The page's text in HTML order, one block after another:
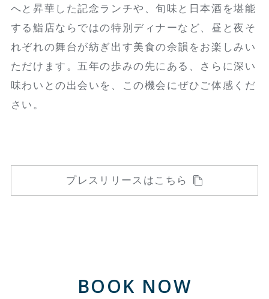
へと昇華した記念ランチや、旬味と日本酒を堪能
する鮨店ならではの特別ディナーなど、昼と夜そ
れぞれの舞台が紡ぎ出す美食の余韻をお楽しみい
ただけます。五年の歩みの先にある、さらに深い
味わいとの出会いを、この機会にぜひご体感くだ
さい。
プレスリリースはこちら
BOOK NOW